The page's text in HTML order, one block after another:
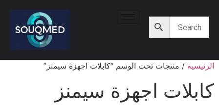
الرئيسية/ منتجات تحت الوسم “كابلات اجهزة سيمنز”
كابلات اجهزة سيمنز